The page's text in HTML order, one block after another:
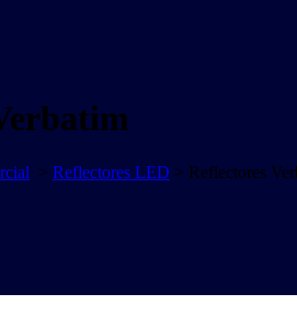
> Reflectores LED > Reflectores